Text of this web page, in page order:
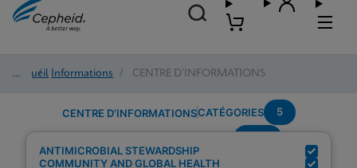
Accueil
/ Informations / CENTRE D’INFORMATIONS
CENTRE D’INFORMATIONSCATÉGORIES 5
ANTIMICROBIAL STEWARDSHIP
COMMUNITY AND GLOBAL HEALTH